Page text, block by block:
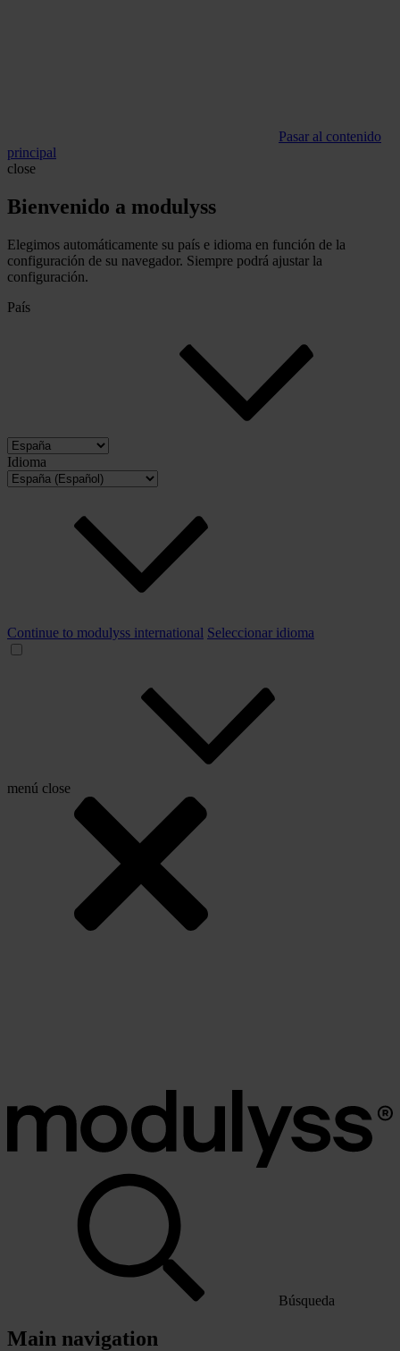
Pasar al contenido
principal
close
Bienvenido a modulyss
Elegimos automáticamente su país e idioma en función de la
configuración de su navegador. Siempre podrá ajustar la
configuración.
País
Idioma
Continue to modulyss international Seleccionar idioma
menú close
Búsqueda
Main navigation